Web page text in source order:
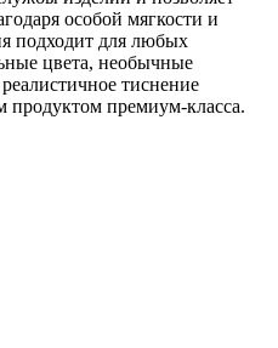
особой мягкости и
подходит для любых
цвета, необычные
тиснение
продуктом премиум-класса.